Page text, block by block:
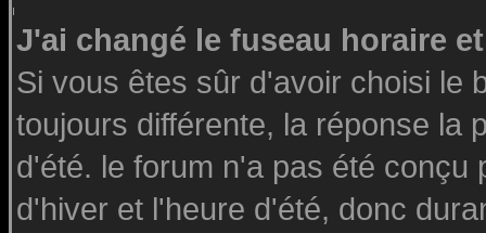
J'ai changé le fuseau horaire
Si vous êtes sûr d'avoir choisi le
toujours différente, la réponse la
d'été. le forum n'a pas été conçu
d'hiver et l'heure d'été, donc